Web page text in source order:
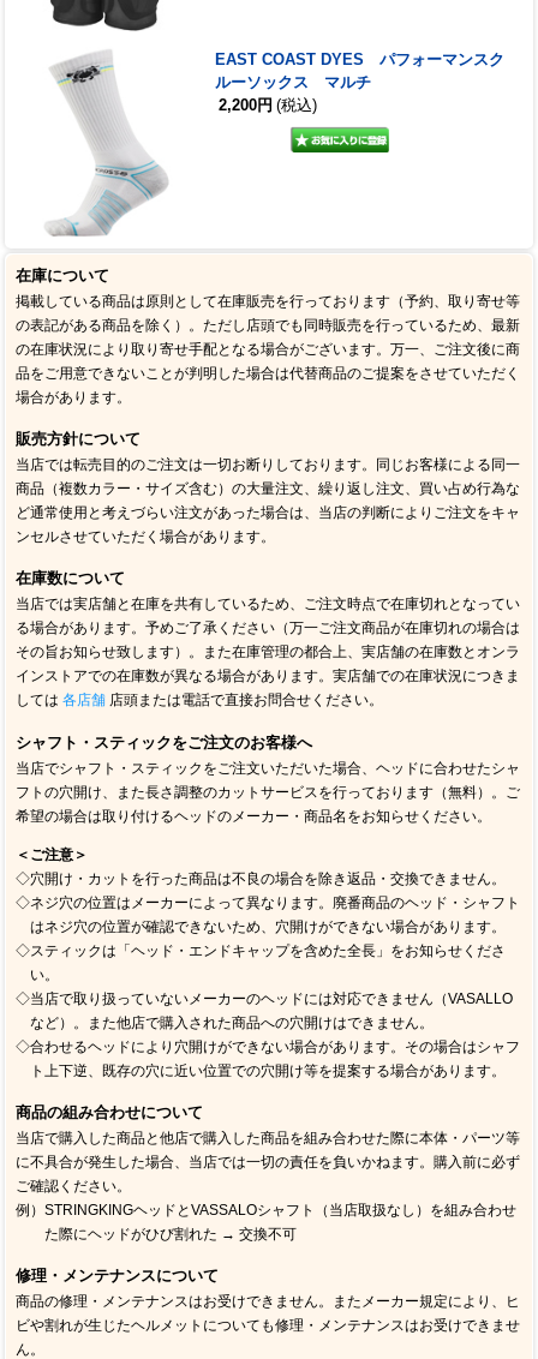
EAST COAST DYES パフォーマンスク
ルーソックス マルチ
2,200円 (税込)
在庫について
掲載している商品は原則として在庫販売を行っております（予約、取り寄せ等
の表記がある商品を除く）。ただし店頭でも同時販売を行っているため、最新
の在庫状況により取り寄せ手配となる場合がございます。万一、ご注文後に商
品をご用意できないことが判明した場合は代替商品のご提案をさせていただく
場合があります。
販売方針について
当店では転売目的のご注文は一切お断りしております。同じお客様による同一
商品（複数カラー・サイズ含む）の大量注文、繰り返し注文、買い占め行為な
ど通常使用と考えづらい注文があった場合は、当店の判断によりご注文をキャ
ンセルさせていただく場合があります。
在庫数について
当店では実店舗と在庫を共有しているため、ご注文時点で在庫切れとなってい
る場合があります。予めご了承ください（万一ご注文商品が在庫切れの場合は
その旨お知らせ致します）。また在庫管理の都合上、実店舗の在庫数とオンラ
インストアでの在庫数が異なる場合があります。実店舗での在庫状況につきま
しては各店舗 店頭または電話で直接お問合せください。
シャフト・スティックをご注文のお客様へ
当店でシャフト・スティックをご注文いただいた場合、ヘッドに合わせたシャ
フトの穴開け、また長さ調整のカットサービスを行っております（無料）。ご
希望の場合は取り付けるヘッドのメーカー・商品名をお知らせください。
＜ご注意＞
◇穴開け・カットを行った商品は不良の場合を除き返品・交換できません。
◇ネジ穴の位置はメーカーによって異なります。廃番商品のヘッド・シャフト
はネジ穴の位置が確認できないため、穴開けができない場合があります。
◇スティックは「ヘッド・エンドキャップを含めた全長」をお知らせくださ
い。
◇当店で取り扱っていないメーカーのヘッドには対応できません（VASALLO
など）。また他店で購入された商品への穴開けはできません。
◇合わせるヘッドにより穴開けができない場合があります。その場合はシャフ
ト上下逆、既存の穴に近い位置での穴開け等を提案する場合があります。
商品の組み合わせについて
当店で購入した商品と他店で購入した商品を組み合わせた際に本体・パーツ等
に不具合が発生した場合、当店では一切の責任を負いかねます。購入前に必ず
ご確認ください。
例）STRINGKINGヘッドとVASSALOシャフト（当店取扱なし）を組み合わせ
た際にヘッドがひび割れた → 交換不可
修理・メンテナンスについて
商品の修理・メンテナンスはお受けできません。またメーカー規定により、ヒ
ビや割れが生じたヘルメットについても修理・メンテナンスはお受けできませ
ん。